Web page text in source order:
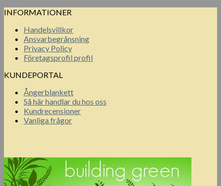
INFORMATIONER
Handelsvillkor
Ansvarbegrånsning
Privacy Policy
Företagsprofil profil
KUNDEPORTAL
Ångerblankett
Så här handlar du hos oss
Kundrecensioner
Vanliga frågor